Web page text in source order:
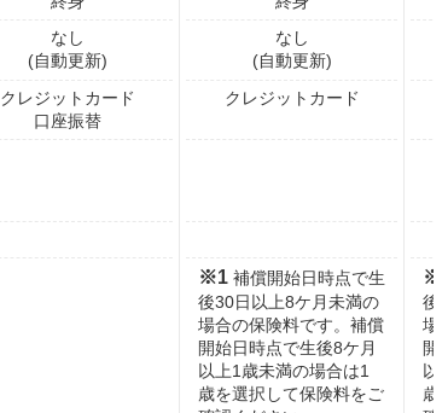
なし
(自動更新)
クレジットカード
口座振替
なし
(自動更新)
クレジットカード
※1 補償開始日時点で生
後30日以上8ケ月未満の
場合の保険料です。補償
開始日時点で生後8ケ月
以上1歳未満の場合は1
歳を選択して保険料をご
後
場
開
以
歳